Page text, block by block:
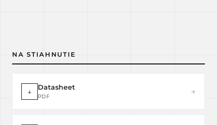
NA STIAHNUTIE
↓ Datasheet
PDF
→